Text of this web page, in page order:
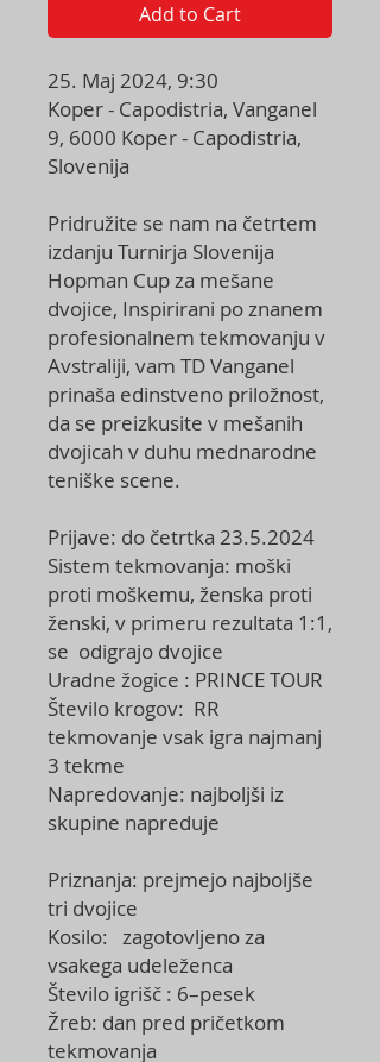
Add to Cart
25. Maj 2024, 9:30
Koper - Capodistria, Vanganel
9, 6000 Koper - Capodistria,
Slovenija
Pridružite se nam na četrtem
izdanju Turnirja Slovenija
Hopman Cup za mešane
dvojice, Inspirirani po znanem
profesionalnem tekmovanju v
Avstraliji, vam TD Vanganel
prinaša edinstveno priložnost,
da se preizkusite v mešanih
dvojicah v duhu mednarodne
teniške scene.
Prijave: do četrtka 23.5.2024
Sistem tekmovanja: moški
proti moškemu, ženska proti
ženski, v primeru rezultata 1:1,
se odigrajo dvojice
Uradne žogice : PRINCE TOUR
Število krogov: RR
tekmovanje vsak igra najmanj
3 tekme
Napredovanje: najboljši iz
skupine napreduje
Priznanja: prejmejo najboljše
tri dvojice
Kosilo: zagotovljeno za
vsakega udeleženca
Število igrišč : 6–pesek
Žreb: dan pred pričetkom
tekmovanja